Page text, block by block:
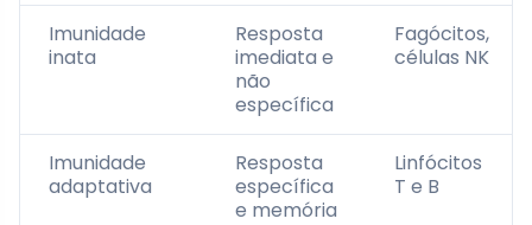
Imunidade
inata
Resposta
imediata e
não
específica
Fagócitos,
células NK
Imunidade
adaptativa
Resposta
específica
e memória
Linfócitos
T e B